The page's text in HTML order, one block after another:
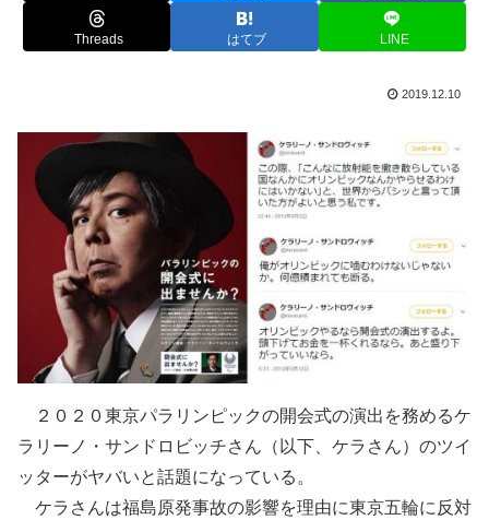
Threads はてブ LINE
2019.12.10
２０２０東京パラリンピックの開会式の演出を務めるケ
ラリーノ・サンドロビッチさん（以下、ケラさん）のツイ
ッターがヤバいと話題になっている。
ケラさんは福島原発事故の影響を理由に東京五輪に反対